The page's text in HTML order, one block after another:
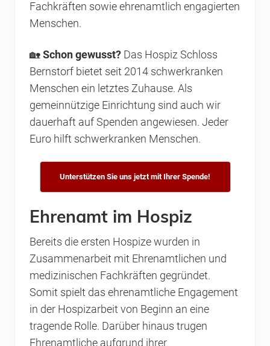
Fachkräften sowie ehrenamtlich engagierten
Menschen.
🏡 Schon gewusst? Das Hospiz Schloss
Bernstorf bietet seit 2014 schwerkranken
Menschen ein letztes Zuhause. Als
gemeinnützige Einrichtung sind auch wir
dauerhaft auf Spenden angewiesen. Jeder
Euro hilft schwerkranken Menschen.
Unterstützen Sie uns jetzt mit Ihrer Spende!
Ehrenamt im Hospiz
Bereits die ersten Hospize wurden in
Zusammenarbeit mit Ehrenamtlichen und
medizinischen Fachkräften gegründet.
Somit spielt das ehrenamtliche Engagement
in der Hospizarbeit von Beginn an eine
tragende Rolle. Darüber hinaus trugen
Ehrenamtliche aufgrund ihrer